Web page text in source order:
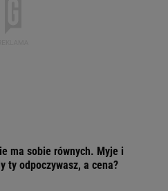
ma sobie równych. Myje i
ty odpoczywasz, a cena?